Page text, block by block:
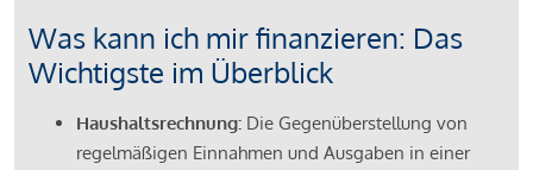
Was kann ich mir finanzieren: Das
Wichtigste im Überblick
Haushaltsrechnung: Die Gegenüberstellung von
regelmäßigen Einnahmen und Ausgaben in einer